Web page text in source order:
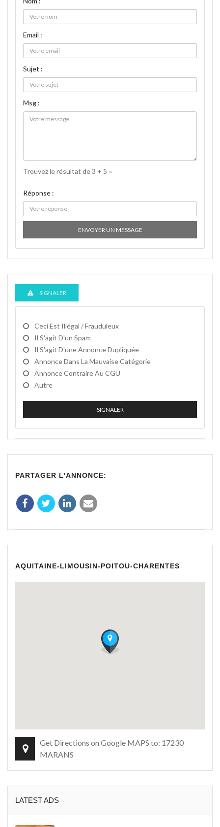
Email :
Sujet :
Msg :
Trouvez le résultat de 3 + 5 =
Réponse :
ENVOYER UN MESSAGE
SIGNALER
Ceci Est Illégal / Frauduleux
Il S'agit D'un Spam
Il S'agit D'une Annonce Dupliquée
Annonce Dans La Mauvaise Catégorie
Annonce Contraire Au CGU
Autre
SIGNALER
PARTAGER L'ANNONCE:
AQUITAINE-LIMOUSIN-POITOU-CHARENTES
Get Directions on Google MAPS to: 17230
MARANS
LATEST ADS